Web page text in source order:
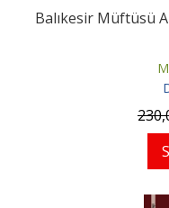
Balıkesir Müftüsü
230